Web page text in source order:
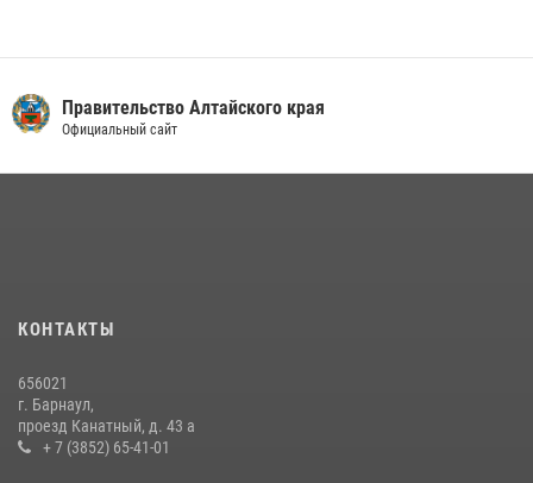
Правительство Алтайского края
Официальный сайт
КОНТАКТЫ
656021
г. Барнаул,
проезд Канатный, д. 43 а
+ 7 (3852) 65-41-01